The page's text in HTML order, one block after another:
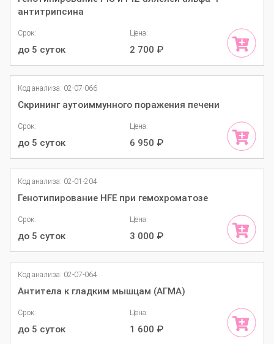
антитрипсина
Срок:
до 5 суток
Цена:
2 700 ₽
Код анализа: 02-07-066
Скрининг аутоиммунного поражения печени
Срок:
до 5 суток
Цена:
6 950 ₽
Код анализа: 02-01-204
Генотипирование HFE при гемохроматозе
Срок:
до 5 суток
Цена:
3 000 ₽
Код анализа: 02-07-064
Антитела к гладким мышцам (АГМА)
Срок:
до 5 суток
Цена:
1 600 ₽